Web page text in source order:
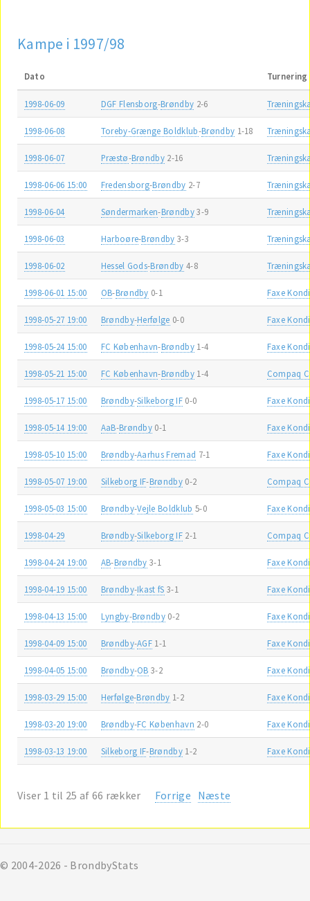
Kampe i 1997/98
Dato Turnering
1998-06-09 DGF Flensborg-Brøndby 2-6
1998-06-08 Toreby-Grænge Boldklub-Brøndby 1-18
1998-06-07 Præstø-Brøndby 2-16
1998-06-06 15:00 Fredensborg-Brøndby 2-7
1998-06-04 Søndermarken-Brøndby3-9
1998-06-03 Harboøre-Brøndby 3-3
1998-06-02 Hessel Gods-Brøndby 4-8
1998-06-01 15:00 OB-Brøndby 0-1 Faxe
1998-05-27 19:00 Brøndby-Herfølge 0-0 Faxe
1998-05-24 15:00 FC København-Brøndby 1-4 Faxe
1998-05-21 15:00 FC København-Brøndby 1-4 Compaq
1998-05-17 15:00 Brøndby-Silkeborg IF 0-0 Faxe
1998-05-14 19:00 AaB-Brøndby 0-1 Faxe
1998-05-10 15:00 Brøndby-Aarhus Fremad 7-1 Faxe
1998-05-07 19:00 Silkeborg IF-Brøndby 0-2 Compaq
1998-05-03 15:00 Brøndby-Vejle Boldklub 5-0 Faxe
1998-04-29 Brøndby-Silkeborg IF 2-1 Compaq
1998-04-24 19:00 AB-Brøndby 3-1 Faxe
1998-04-19 15:00 Brøndby-Ikast fS 3-1 Faxe
1998-04-13 15:00 Lyngby-Brøndby 0-2 Faxe
1998-04-09 15:00 Brøndby-AGF 1-1 Faxe
1998-04-05 15:00 Brøndby-OB 3-2 Faxe
1998-03-29 15:00 Herfølge-Brøndby 1-2 Faxe
1998-03-20 19:00 Brøndby-FC København 2-0 Faxe
1998-03-13 19:00 Silkeborg IF-Brøndby 1-2 Faxe
Viser 1 til 25 af 66 rækker Forrige Næste
© 2004-2026 - BrondbyStats